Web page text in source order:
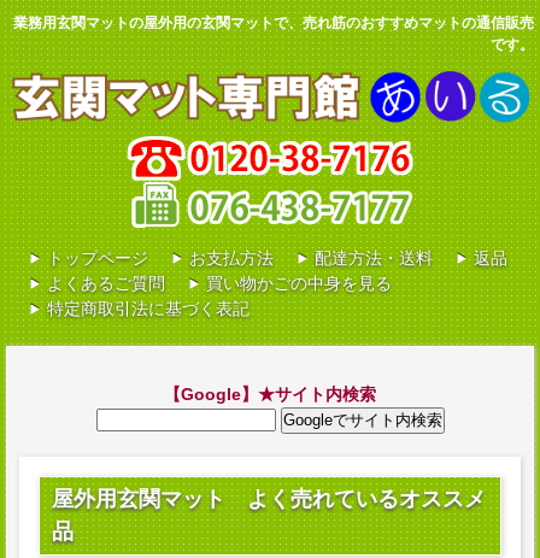
業務用玄関マットの屋外用の玄関マットで、売れ筋のおすすめマットの通信販売
です。
0120-38-7176
トップページ お支払方法 配達方法・送料
返品
よくあるご質問
買い物かごの中身を見る
特定商取引法に基づく表記
【Google】★サイト内検索
屋外用玄関マット よく売れているオススメ
品